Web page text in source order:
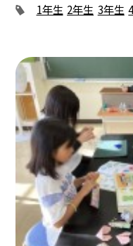
1年生 2年生 3年生